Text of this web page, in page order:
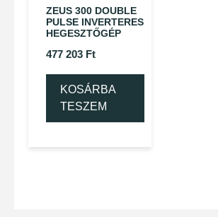
ZEUS 300 DOUBLE
PULSE INVERTERES
HEGESZTŐGÉP
477 203 Ft
KOSÁRBA
TESZEM